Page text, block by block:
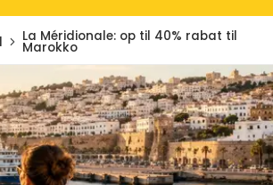
La Méridionale: op til 40% rabat til
Marokko